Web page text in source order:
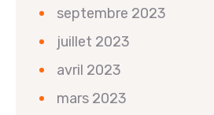
septembre 2023
juillet 2023
avril 2023
mars 2023